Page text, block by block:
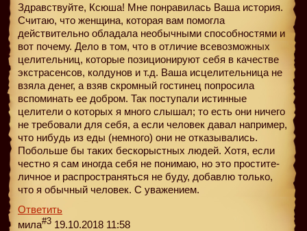
Здравствуйте, Ксюша! Мне понравилась Ваша история.
Считаю, что женщина, которая вам помогла
действительно обладала необычными способностями и
вот почему. Дело в том, что в отличие всевозможных
целительниц, которые позиционируют себя в качестве
экстрасенсов, колдунов и т.д. Ваша исцелительница не
взяла денег, а взяв скромный гостинец попросила
вспоминать ее добром. Так поступали истинные
целители о которых я много слышал; то есть они ничего
не требовали для себя, а если человек давал например,
что нибудь из еды (немного) они не отказывались.
Побольше бы таких бескорыстных людей. Хотя, если
честно я сам иногда себя не понимаю, но это простите-
личное и распространяться не буду, добавлю только,
что я обычный человек. С уважением.
Ответить
мила#3 19.10.2018 11:58